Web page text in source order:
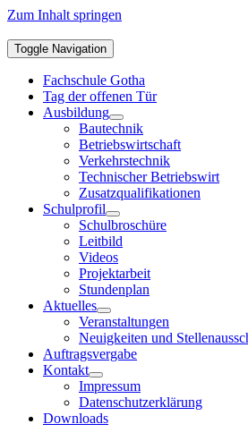
Zum Inhalt springen
Toggle Navigation
Fachschule Gotha
Tag der offenen Tür
Ausbildung
Bautechnik
Betriebswirtschaft
Verkehrstechnik
Technischer Betriebswirt
Zusatzqualifikationen
Schulprofil
Schulbroschüre
Leitbild
Videos
Projektarbeit
Stundenplan
Aktuelles
Veranstaltungen
Neuigkeiten und
Auftragsvergabe
Kontakt
Impressum
Datenschutzerklärung
Downloads